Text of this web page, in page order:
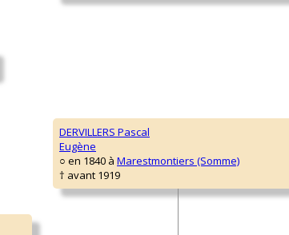
DERVILLERS Pascal
Eugène
○ en 1840 à Marestmontiers (Somme)
† avant 1919